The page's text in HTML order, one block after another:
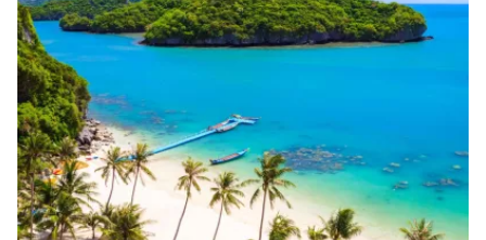
Pokračovať s e-mailom